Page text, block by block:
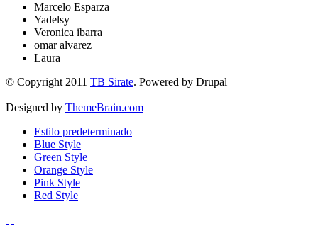
Marcelo Esparza
Yadelsy
Veronica ibarra
omar alvarez
Laura
© Copyright 2011 TB Sirate. Powered by Drupal
Designed by ThemeBrain.com
Estilo predeterminado
Blue Style
Green Style
Orange Style
Pink Style
Red Style